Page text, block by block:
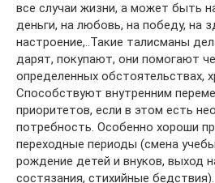
все случаи жизни, а может быть
деньги, на любовь, на победу, на
настроение,..Такие талисманы
дарят, покупают, они помогают
определенных обстоятельствах,
Способствуют внутренним
приоритетов, если в этом есть
потребность. Особенно хороши
переходные периоды (смена
рождение детей и внуков, выход
состязания, стихийные